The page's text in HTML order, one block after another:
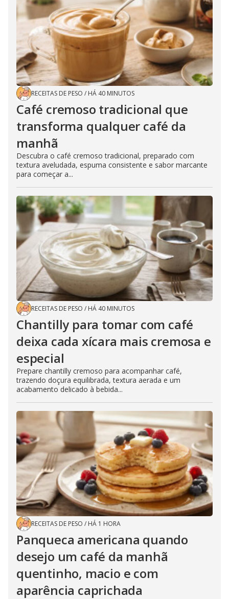
RECEITAS DE PESO / HÁ 40 MINUTOS
Café cremoso tradicional que
transforma qualquer café da
manhã
Descubra o café cremoso tradicional, preparado com
textura aveludada, espuma consistente e sabor marcante
para começar a...
RECEITAS DE PESO / HÁ 40 MINUTOS
Chantilly para tomar com café
deixa cada xícara mais cremosa e
especial
Prepare chantilly cremoso para acompanhar café,
trazendo doçura equilibrada, textura aerada e um
acabamento delicado à bebida...
RECEITAS DE PESO / HÁ 1 HORA
Panqueca americana quando
desejo um café da manhã
quentinho, macio e com
aparência caprichada